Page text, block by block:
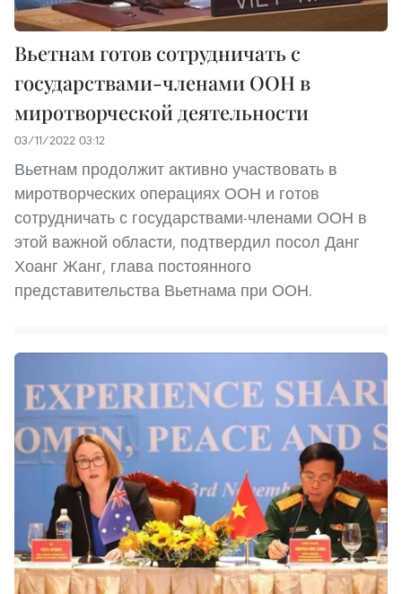
Вьетнам готов сотрудничать с
государствами-членами ООН в
миротворческой деятельности
03/11/2022 03:12
Вьетнам продолжит активно участвовать в
миротворческих операциях ООН и готов
сотрудничать с государствами-членами ООН в
этой важной области, подтвердил посол Данг
Хоанг Жанг, глава постоянного
представительства Вьетнама при ООН.